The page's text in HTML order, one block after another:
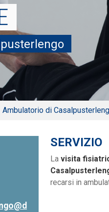
Ambulatorio di
SERVIZIO
La visita
recarsi in